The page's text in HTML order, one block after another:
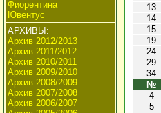
Фиорентина
Ювентус
АРХИВЫ:
Архив 2012/2013
Архив 2011/2012
Архив 2010/2011
Архив 2009/2010
Архив 2008/2009
Архив 2007/2008
Архив 2006/2007
13
14
15
19
24
29
34
№
4
5